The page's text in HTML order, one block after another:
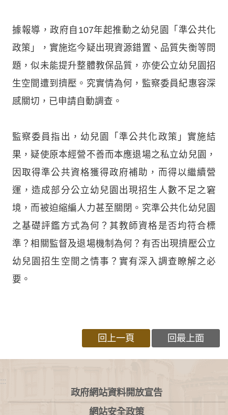
據報導，政府自107年起推動之幼兒園「準公共化
政策」，實施迄今疑出現資源錯置、品質失衡等問
題，似未能提升整體教保品質，亦使公立幼兒園招
生空間遭到擠壓。究實情為何，監察委員紀惠容深
感關切，已申請自動調查。
監察委員指出，幼兒園「準公共化政策」實施結
果，疑使原本經營不善而本應退場之私立幼兒園，
因取得準公共資格獲得政府補助，而得以繼續營
運，造成部分公立幼兒園出現招生人數不足之窘
境，而被迫縮編人力甚至關閉。究準公共化幼兒園
之基礎評鑑方式為何？其教師資格是否均符合標
準？相關監督及退場機制為何？有否出現擠壓公立
幼兒園招生空間之情事？實有深入調查瞭解之必
要。
回上一頁 回最上面
:::
政府網站資料開放宣告
網站安全政策